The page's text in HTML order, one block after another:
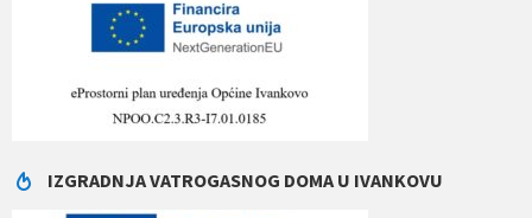
IZGRADNJA VATROGASNOG DOMA U IVANKOVU